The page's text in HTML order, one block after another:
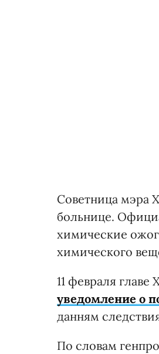
Советница мэра
больнице.
химические
химического
11 февраля главе
уведомление о
данням
По словам